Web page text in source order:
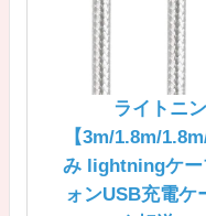
ライトニ
【3m/1.8m/
み lightningケー
ォンUSB充電ケ